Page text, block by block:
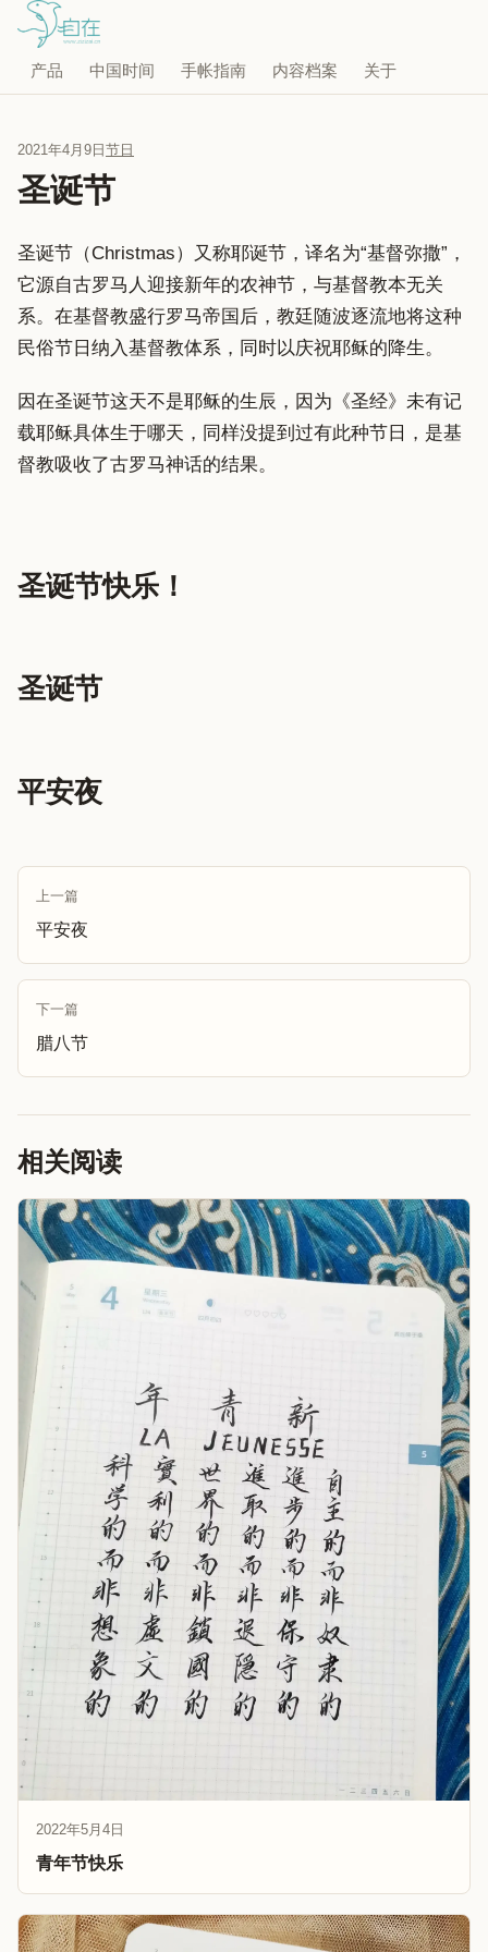
产品 中国时间 手帐指南 内容档案 关于
2021年4月9日 节日
圣诞节
圣诞节（Christmas）又称耶诞节，译名为“基督弥撒”，
它源自古罗马人迎接新年的农神节，与基督教本无关
系。在基督教盛行罗马帝国后，教廷随波逐流地将这种
民俗节日纳入基督教体系，同时以庆祝耶稣的降生。
因在圣诞节这天不是耶稣的生辰，因为《圣经》未有记
载耶稣具体生于哪天，同样没提到过有此种节日，是基
督教吸收了古罗马神话的结果。
圣诞节快乐！
圣诞节
平安夜
上一篇
平安夜
下一篇
腊八节
相关阅读
2022年5月4日
青年节快乐